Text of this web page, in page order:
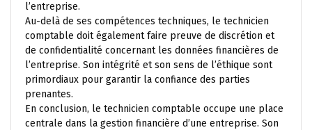
l’entreprise.
Au-delà de ses compétences techniques, le technicien
comptable doit également faire preuve de discrétion et
de confidentialité concernant les données financières de
l’entreprise. Son intégrité et son sens de l’éthique sont
primordiaux pour garantir la confiance des parties
prenantes.
En conclusion, le technicien comptable occupe une place
centrale dans la gestion financière d’une entreprise. Son